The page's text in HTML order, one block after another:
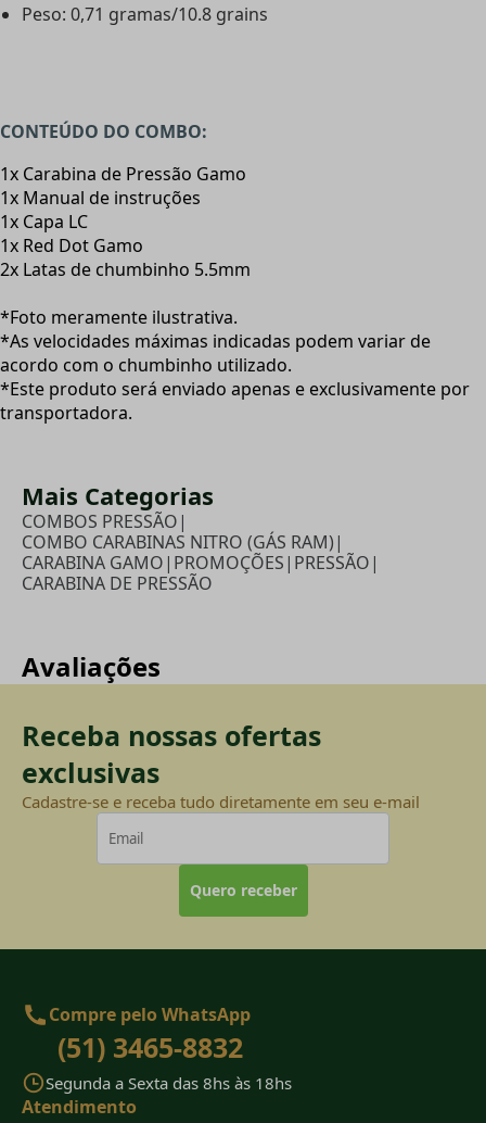
Peso: 0,71 gramas/10.8 grains
CONTEÚDO DO COMBO:
1x Carabina de Pressão Gamo
1x Manual de instruções
1x Capa LC
1x Red Dot Gamo
2x Latas de chumbinho 5.5mm
*Foto meramente ilustrativa.
*As velocidades máximas indicadas podem variar de
acordo com o chumbinho utilizado.
*Este produto será enviado apenas e exclusivamente por
transportadora.
Mais Categorias
COMBOS PRESSÃO|
COMBO CARABINAS NITRO (GÁS RAM)|
CARABINA GAMO| PROMOÇÕES| PRESSÃO|
CARABINA DE PRESSÃO
Avaliações
Receba nossas ofertas
exclusivas
Cadastre-se e receba tudo diretamente em seu e-mail
Quero receber
Compre pelo WhatsApp
(51) 3465-8832
Segunda a Sexta das 8hs às 18hs
Atendimento